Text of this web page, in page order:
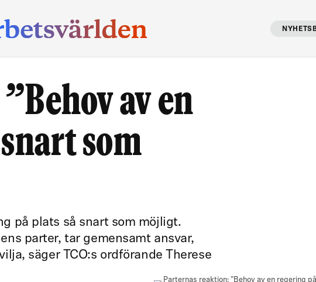
av en
som
på plats så snart som möjligt.
parter, tar gemensamt ansvar,
säger TCO:s ordförande Therese